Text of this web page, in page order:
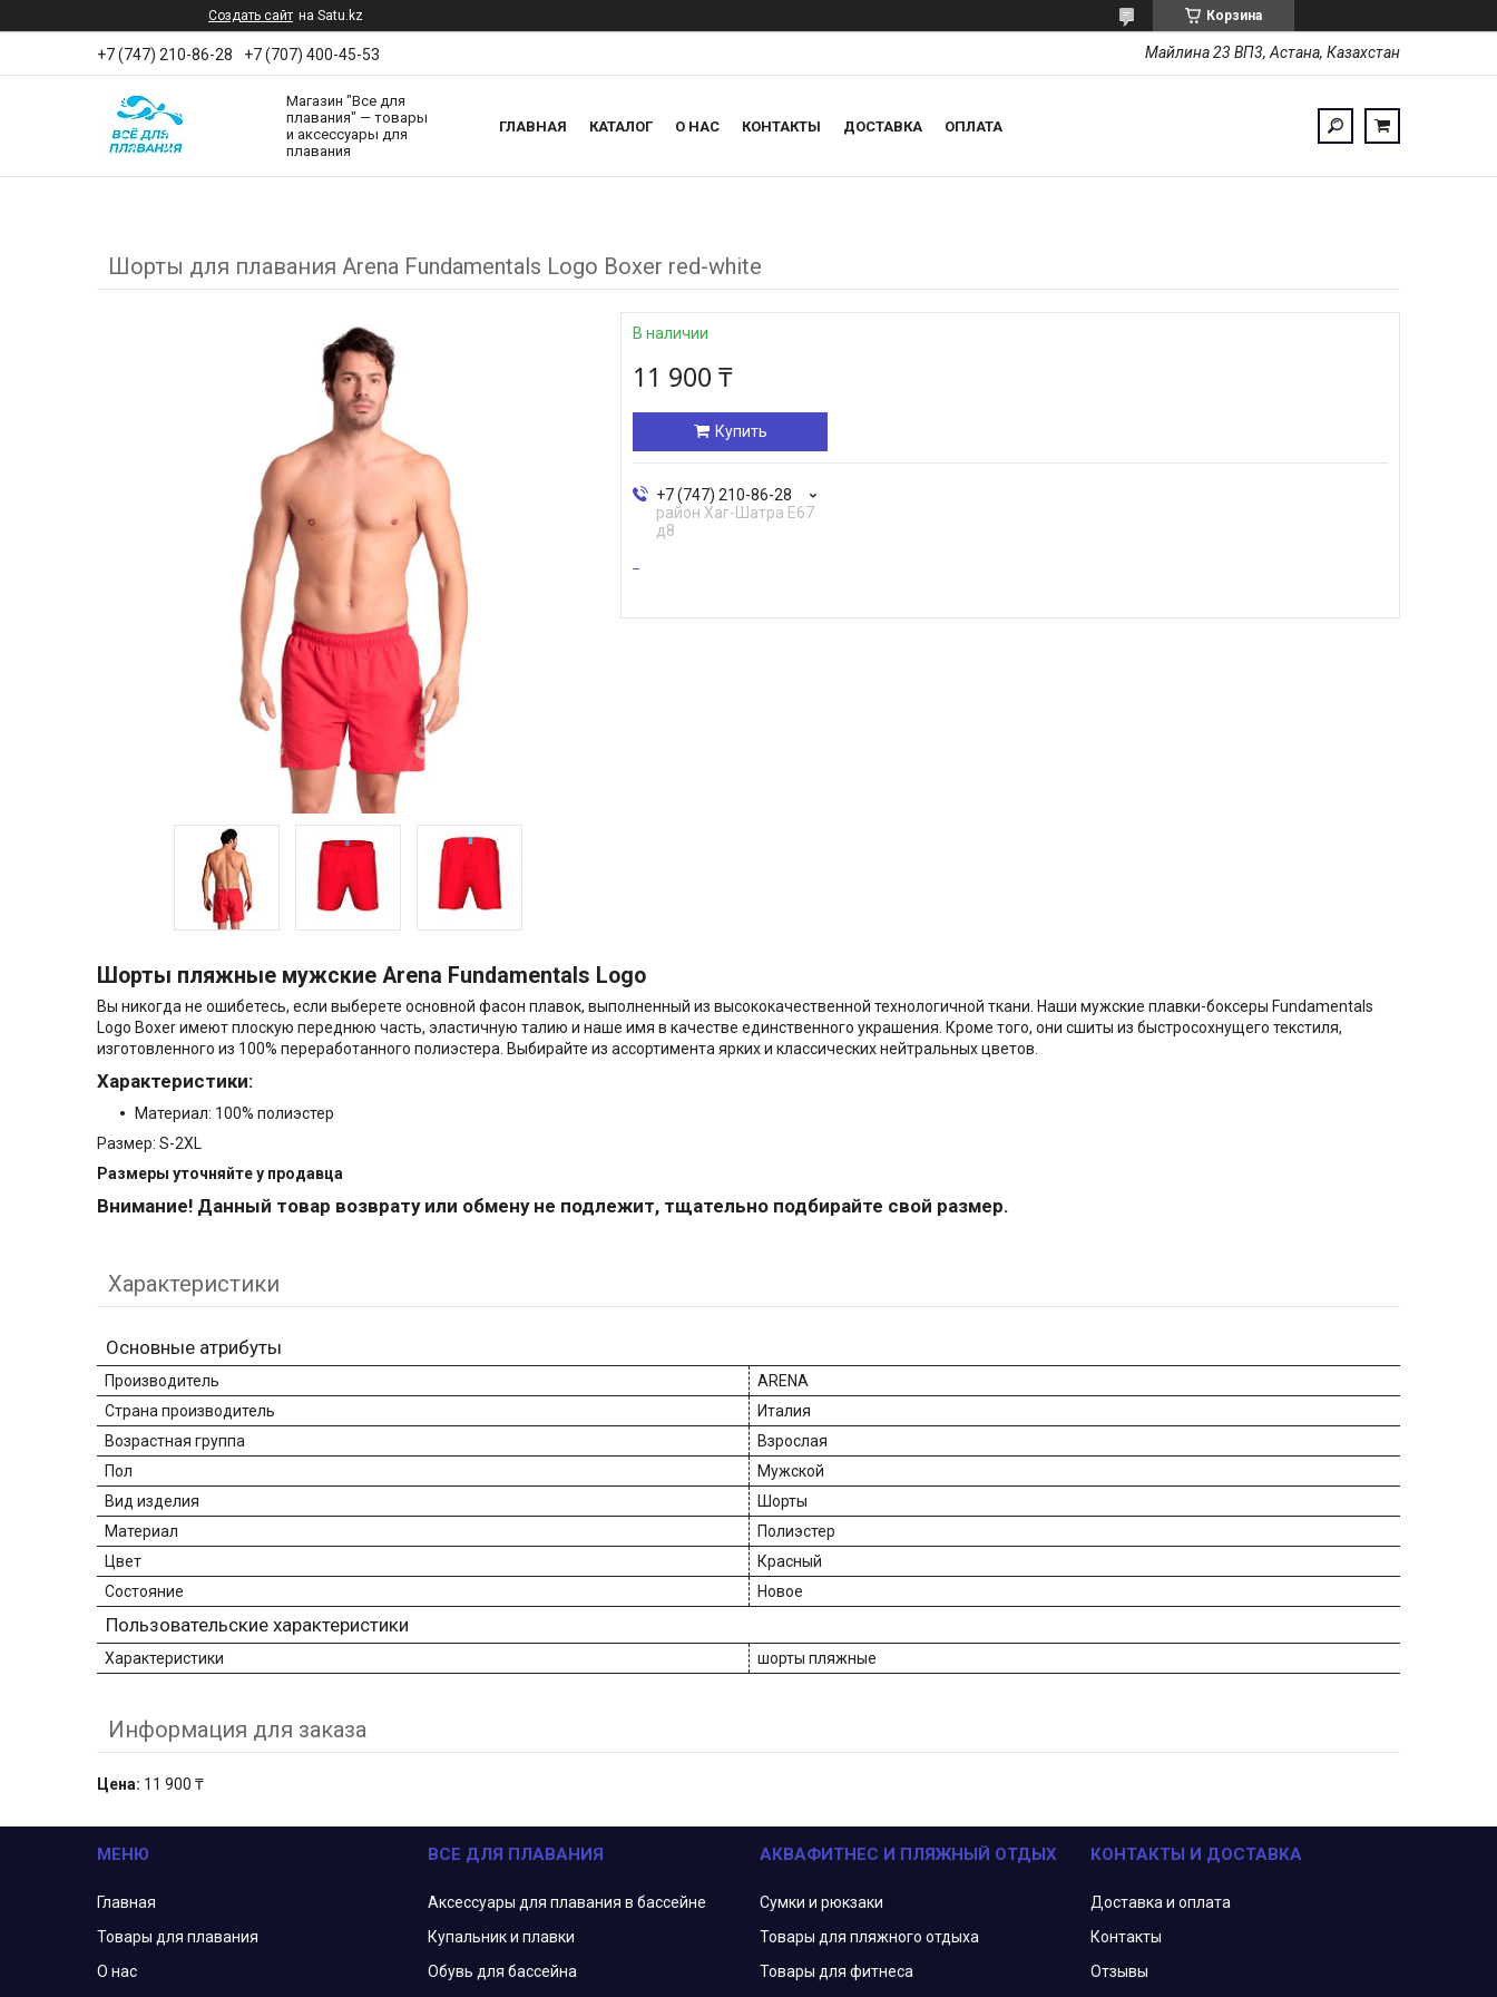
Создать сайт на Satu.kz Корзина
+7 (747) 210-86-28 +7 (707) 400-45-53 Майлина 23 ВП3, Астана, Казахстан
Магазин "Все для
плавания" — товары
и аксессуары для
плавания
ГЛАВНАЯ КАТАЛОГ О НАС КОНТАКТЫ ДОСТАВКА ОПЛАТА
Шорты для плавания Arena Fundamentals Logo Boxer red-white
В наличии
11 900 ₸
Купить
+7 (747) 210-86-28
район Хаг-Шатра Е67
д8
Шорты пляжные мужские Arena Fundamentals Logo
Вы никогда не ошибетесь, если выберете основной фасон плавок, выполненный из высококачественной технологичной ткани. Наши мужские плавки-боксеры Fundamentals
Logo Boxer имеют плоскую переднюю часть, эластичную талию и наше имя в качестве единственного украшения. Кроме того, они сшиты из быстросохнущего текстиля,
изготовленного из 100% переработанного полиэстера. Выбирайте из ассортимента ярких и классических нейтральных цветов.
Характеристики:
Материал: 100% полиэстер
Размер: S-2XL
Размеры уточняйте у продавца
Внимание! Данный товар возврату или обмену не подлежит, тщательно подбирайте свой размер.
Характеристики
Основные атрибуты
Производитель
ARENA
Страна производитель
Италия
Возрастная группа
Взрослая
Пол
Мужской
Вид изделия
Шорты
Материал
Полиэстер
Цвет
Красный
Состояние
Новое
Пользовательские характеристики
Характеристики шорты пляжные
Информация для заказа
Цена: 11 900 ₸
МЕНЮ
Главная
Товары для плавания
О нас
ВСЕ ДЛЯ ПЛАВАНИЯ
Аксессуары для плавания в бассейне
Купальник и плавки
Обувь для бассейна
АКВАФИТНЕС И ПЛЯЖНЫЙ ОТДЫХ
Сумки и рюкзаки
Товары для пляжного отдыха
Товары для фитнеса
КОНТАКТЫ И ДОСТАВКА
Доставка и оплата
Контакты
Отзывы